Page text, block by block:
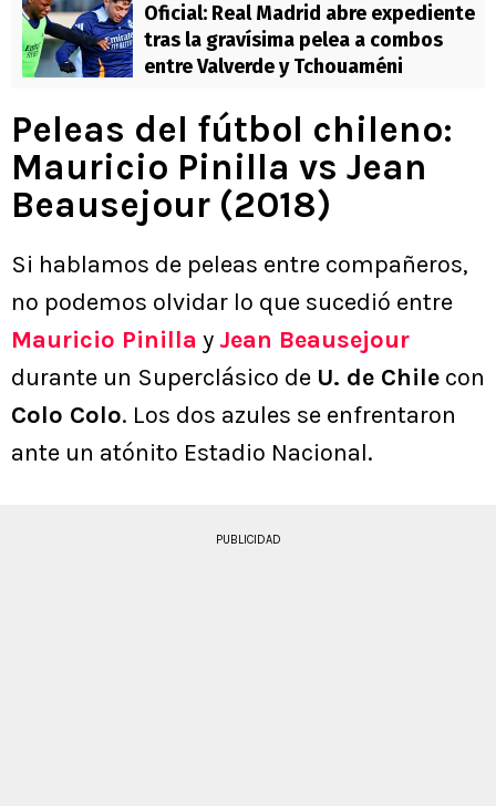
Oficial: Real Madrid abre expediente
tras la gravísima pelea a combos
entre Valverde y Tchouaméni
Peleas del fútbol chileno:
Mauricio Pinilla vs Jean
Beausejour (2018)
Si hablamos de peleas entre compañeros,
no podemos olvidar lo que sucedió entre
Mauricio Pinilla y Jean Beausejour
durante un Superclásico de U. de Chile con
Colo Colo. Los dos azules se enfrentaron
ante un atónito Estadio Nacional.
PUBLICIDAD